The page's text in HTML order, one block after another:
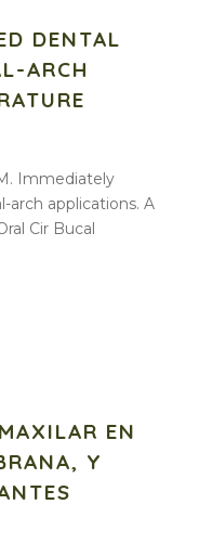
DENTAL
ARCH
Immediately
arch applications. A
Cir Bucal
EN
Y